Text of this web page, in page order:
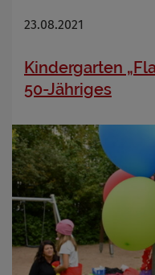
23.08.2021
Kindergarten
50-Jähriges